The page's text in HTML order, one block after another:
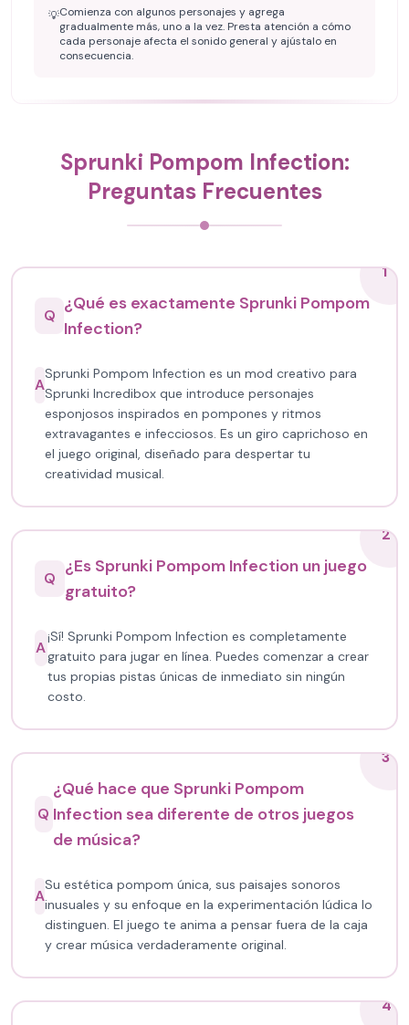
💡Comienza con algunos personajes y agrega
gradualmente más, uno a la vez. Presta atención a cómo
cada personaje afecta el sonido general y ajústalo en
consecuencia.
Sprunki Pompom Infection:
Preguntas Frecuentes
1
Q
¿Qué es exactamente Sprunki Pompom
Infection?
A
Sprunki Pompom Infection es un mod creativo para
Sprunki Incredibox que introduce personajes
esponjosos inspirados en pompones y ritmos
extravagantes e infecciosos. Es un giro caprichoso en
el juego original, diseñado para despertar tu
creatividad musical.
2
Q
¿Es Sprunki Pompom Infection un juego
gratuito?
A
¡Sí! Sprunki Pompom Infection es completamente
gratuito para jugar en línea. Puedes comenzar a crear
tus propias pistas únicas de inmediato sin ningún
costo.
3
Q
¿Qué hace que Sprunki Pompom
Infection sea diferente de otros juegos
de música?
A
Su estética pompom única, sus paisajes sonoros
inusuales y su enfoque en la experimentación lúdica lo
distinguen. El juego te anima a pensar fuera de la caja
y crear música verdaderamente original.
4